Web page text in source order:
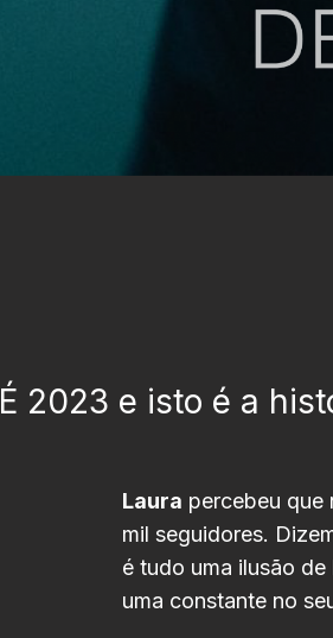
É 2023 e isto é a
Laura percebeu que
mil seguidores.
é tudo uma ilusão
uma constante no